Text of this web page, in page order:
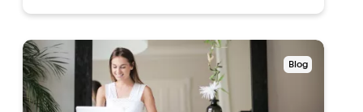
onze Arizona-regering zijn ingezet en pas de
goede HR-prakti…
Blog